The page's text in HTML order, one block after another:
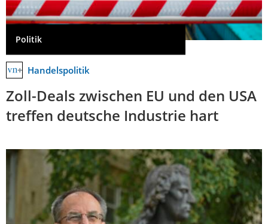
Politik
Handelspolitik
Zoll-Deals zwischen EU und den USA
treffen deutsche Industrie hart